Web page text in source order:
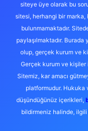
siteye üye olarak bu
sitesi, herhangi bir marka,
bulunmamaktadır.
paylaşılmaktadır.
olup, gerçek kurum ve
Gerçek kurum ve
Sitemiz, kar amacı
platformudur. Hukuka
düşündüğünüz içerikleri,
bildirmeniz halinde,